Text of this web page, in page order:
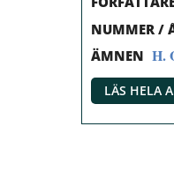
NUMMER /
ÄMNEN H.
LÄS HELA